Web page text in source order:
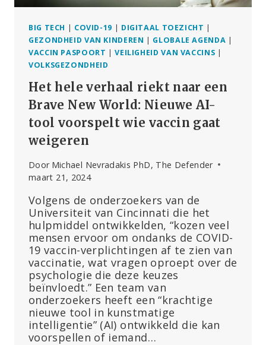
BIG TECH | COVID-19 | DIGITAAL TOEZICHT |
GEZONDHEID VAN KINDEREN | GLOBALE AGENDA |
VACCIN PASPOORT |VEILIGHEID VAN VACCINS |
VOLKSGEZONDHEID
Het hele verhaal riekt naar een
Brave New World: Nieuwe AI-
tool voorspelt wie vaccin gaat
weigeren
Door Michael Nevradakis PhD, The Defender
maart 21, 2024
Volgens de onderzoekers van de
Universiteit van Cincinnati die het
hulpmiddel ontwikkelden, “kozen veel
mensen ervoor om ondanks de COVID-
19 vaccin-verplichtingen af te zien van
vaccinatie, wat vragen oproept over de
psychologie die deze keuzes
beïnvloedt.” Een team van
onderzoekers heeft een “krachtige
nieuwe tool in kunstmatige
intelligentie” (AI) ontwikkeld die kan
voorspellen of iemand…